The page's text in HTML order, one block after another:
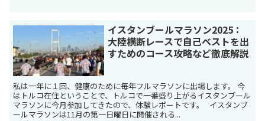
イスタンブールマラソン2025：
大陸横断レースで自己ベストを出
すためのコース攻略など徹底解説
私は一年に１回、健康のために毎年フルマラソンに出場します。 今
はトルコ在住ということで、トルコで一番盛り上がるイスタンブール
マラソンに今月参加してきたので、体験レポートです。 イスタンブ
ールマラソンは11月の第一日曜日に開催される...